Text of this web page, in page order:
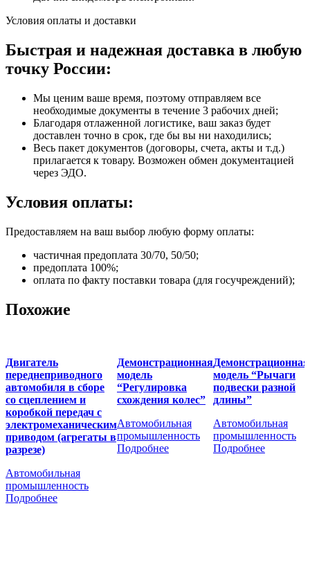
Условия оплаты и доставки
Быстрая и надежная доставка в любую
точку России:
Мы ценим ваше время, поэтому отправляем все
необходимые документы в течение 3 рабочих дней;
Благодаря отлаженной логистике, ваш заказ будет
доставлен точно в срок, где бы вы ни находились;
Весь пакет документов (договоры, счета, акты и т.д.)
прилагается к товару. Возможен обмен документацией
через ЭДО.
Условия оплаты:
Предоставляем на ваш выбор любую форму оплаты:
частичная предоплата 30/70, 50/50;
предоплата 100%;
оплата по факту поставки товара (для госучреждений);
Похожие
Двигатель
переднеприводного
автомобиля в сборе
со сцеплением и
коробкой передач с
электромеханическим
приводом (агрегаты в
разрезе)
Автомобильная
промышленность
Подробнее
Демонстрационная
модель
“Регулировка
схождения колес”
Автомобильная
промышленность
Подробнее
Демонстрационная
модель “Рычаги
подвески разной
длины”
Автомобильная
промышленность
Подробнее